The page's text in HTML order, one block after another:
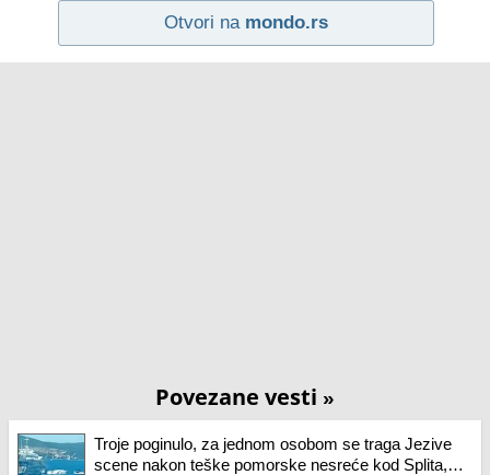
Otvori na mondo.rs
Povezane vesti »
Troje poginulo, za jednom osobom se traga Jezive
scene nakon teške pomorske nesreće kod Splita,